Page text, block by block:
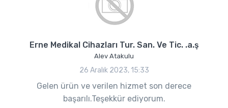
Erne Medikal Cihazları Tur. San. Ve Tic. .a.ş
Alev Atakulu
26 Aralık 2023, 15:33
Gelen ürün ve verilen hizmet son derece
başarılı.Teşekkür ediyorum.